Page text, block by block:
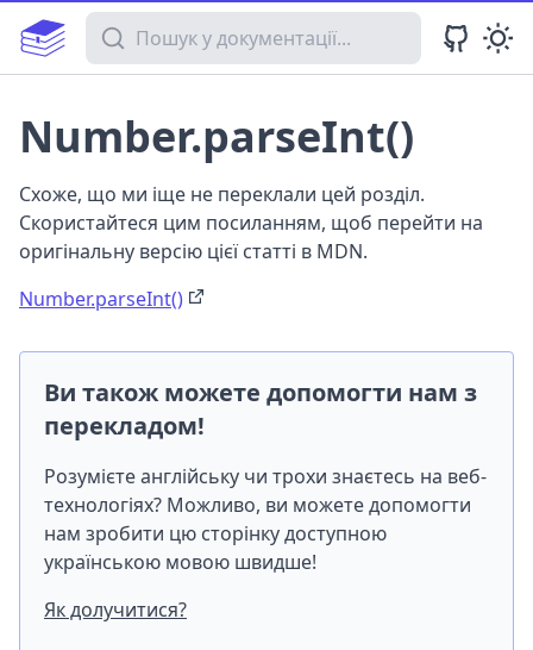
Пошук у документації
Number.parseInt()
Схоже, що ми іще не переклали цей розділ.
Скористайтеся цим посиланням, щоб перейти на
оригінальну версію цієї статті в MDN.
Number.parseInt()
Ви також можете допомогти нам з
перекладом!
Розумієте англійську чи трохи знаєтесь на веб-
технологіях? Можливо, ви можете допомогти
нам зробити цю сторінку доступною
українською мовою швидше!
Як долучитися?